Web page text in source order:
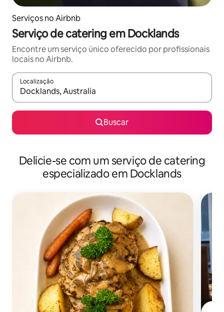
Serviços no Airbnb
Serviço de catering em Docklands
Encontre um serviço único oferecido por profissionais
locais no Airbnb.
Localização
Quando os resultados estiverem disponíveis, explore-os
Buscar
Delicie-se com um serviço de catering
especializado em Docklands